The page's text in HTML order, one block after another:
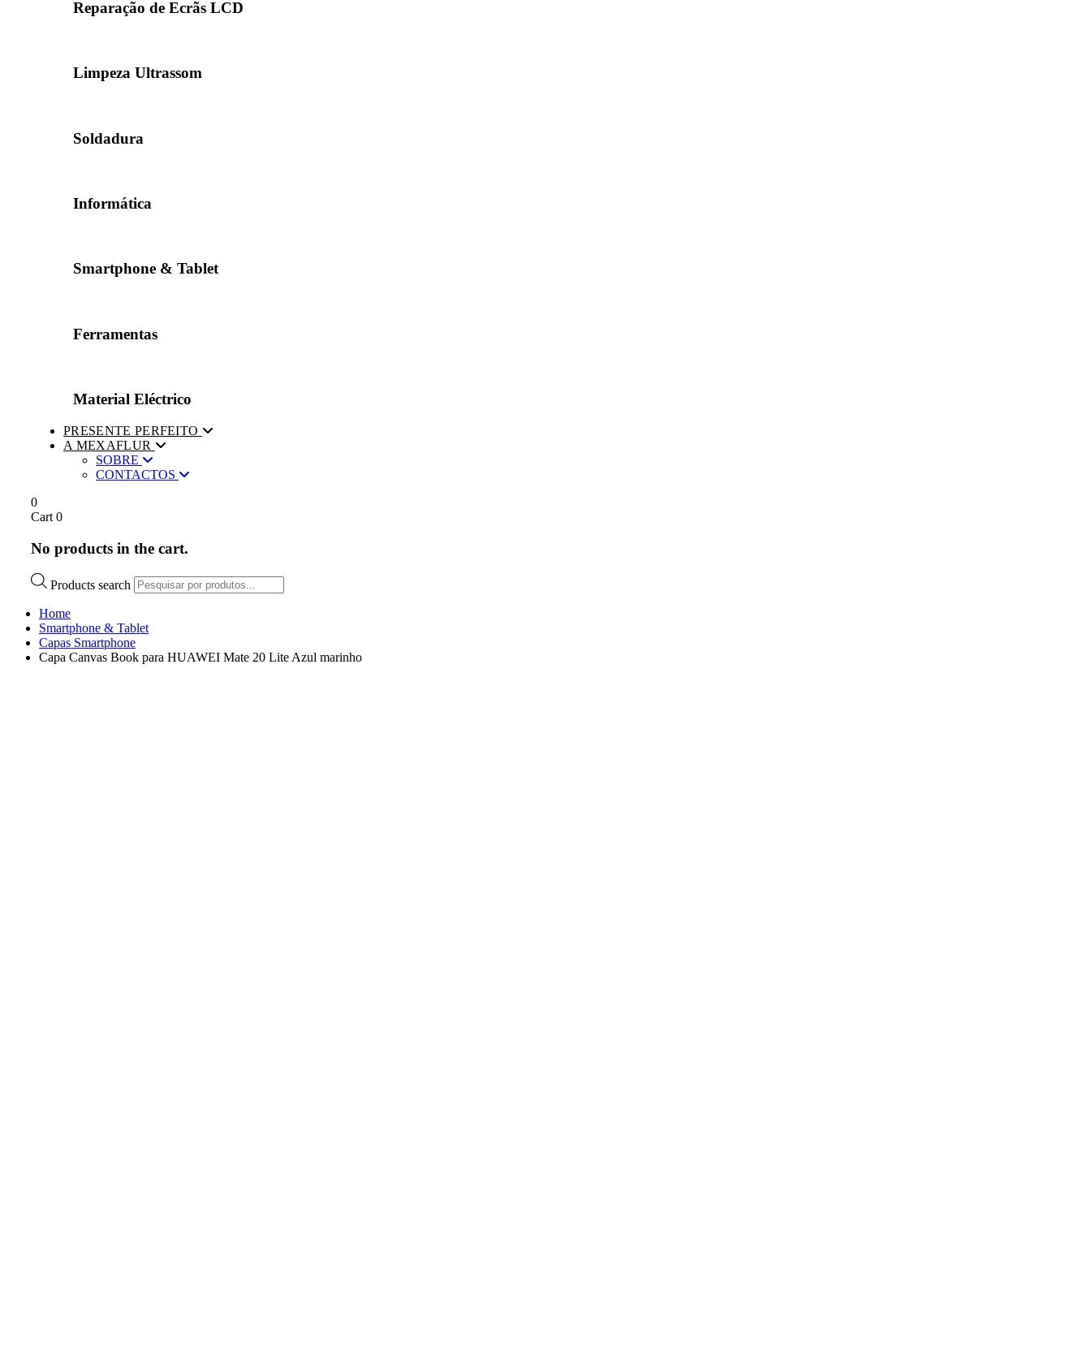
Reparação de Ecrãs LCD
Limpeza Ultrassom
Soldadura
Informática
Smartphone & Tablet
Ferramentas
Material Eléctrico
PRESENTE PERFEITO
A MEXAFLUR
SOBRE
CONTACTOS
0
Cart 0
No products in the cart.
Products search
Home
Smartphone & Tablet
Capas Smartphone
Capa Canvas Book para HUAWEI Mate 20 Lite Azul marinho